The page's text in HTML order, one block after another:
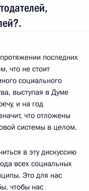
последних
что не стоит
социального
выступая в Думе
и на год
что отложены
системы в целом.
в эту дискуссию
всех социальных
Это для нас
чтобы нас